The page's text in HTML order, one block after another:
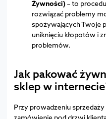
Żywności)– to
rozwiązać problemy
spożywających Twoje
uniknięciu kłopotów i
problemów.
Jak pakować
sklep w
Przy prowadzeniu